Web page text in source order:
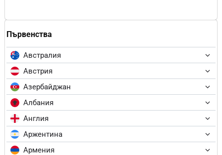
Първенства
Австралия
Австрия
Азербайджан
Албания
Англия
Аржентина
Армения